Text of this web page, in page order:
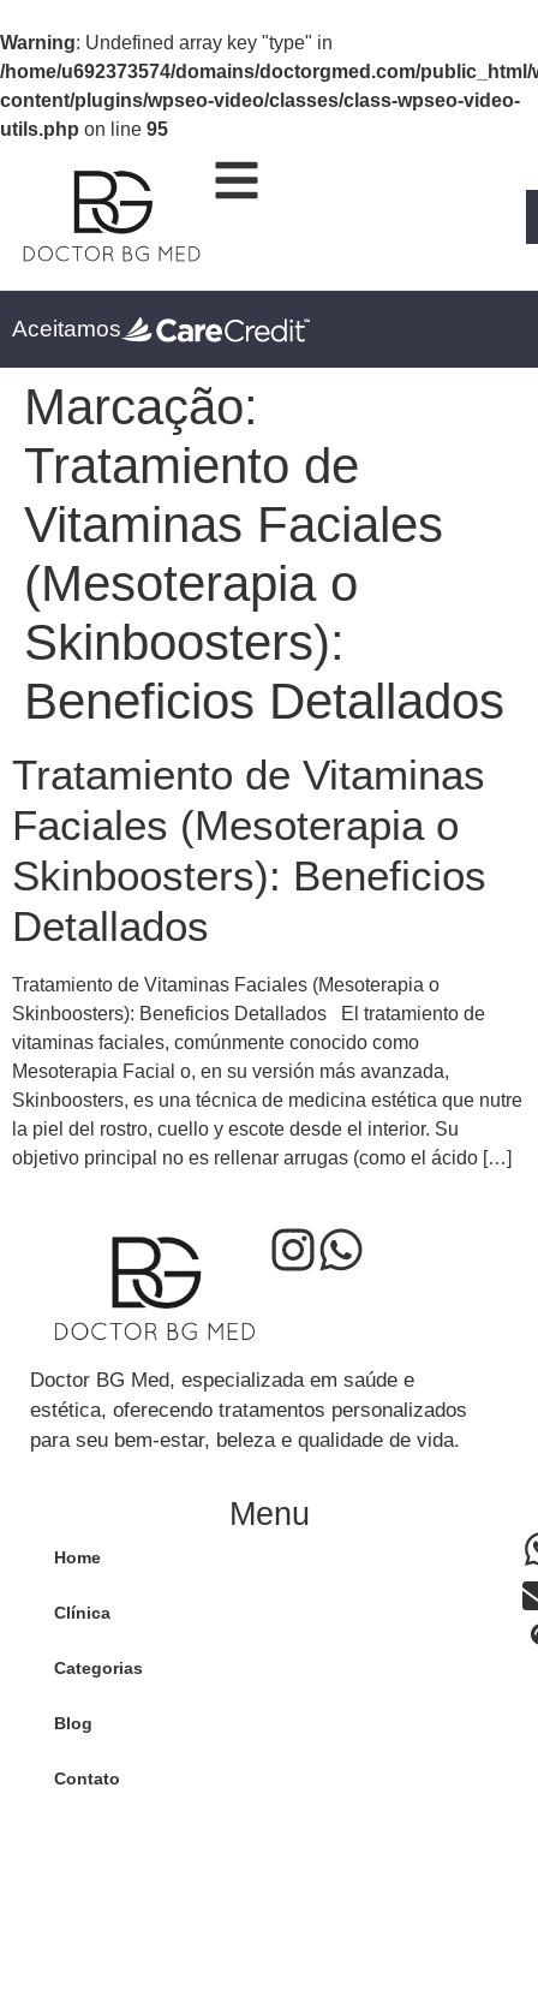
Warning: Undefined array key "type" in
/home/u692373574/domains/doctorgmed.com/public_html/
content/plugins/wpseo-video/classes/class-wpseo-video-
utils.php on line 95
Aceitamos
Marcação:
Tratamiento de
Vitaminas Faciales
(Mesoterapia o
Skinboosters):
Beneficios Detallados
Tratamiento de Vitaminas
Faciales (Mesoterapia o
Skinboosters): Beneficios
Detallados
Tratamiento de Vitaminas Faciales (Mesoterapia o
Skinboosters): Beneficios Detallados El tratamiento de
vitaminas faciales, comúnmente conocido como
Mesoterapia Facial o, en su versión más avanzada,
Skinboosters, es una técnica de medicina estética que nutre
la piel del rostro, cuello y escote desde el interior. Su
objetivo principal no es rellenar arrugas (como el ácido […]
Doctor BG Med, especializada em saúde e
estética, oferecendo tratamentos personalizados
para seu bem-estar, beleza e qualidade de vida.
Menu
Home
Clínica
Categorias
Blog
Contato